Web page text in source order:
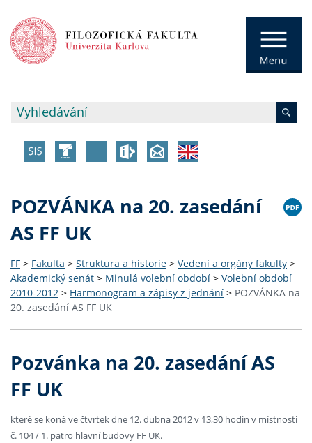
POZVÁNKA na 20. zasedání
AS FF UK
FF > Fakulta > Struktura a historie > Vedení a orgány fakulty >
Akademický senát > Minulá volební období > Volební období
2010-2012 > Harmonogram a zápisy z jednání > POZVÁNKA na
20. zasedání AS FF UK
Pozvánka na 20. zasedání AS
FF UK
které se koná ve čtvrtek dne 12. dubna 2012 v 13,30 hodin v místnosti
č. 104 / 1. patro hlavní budovy FF UK.